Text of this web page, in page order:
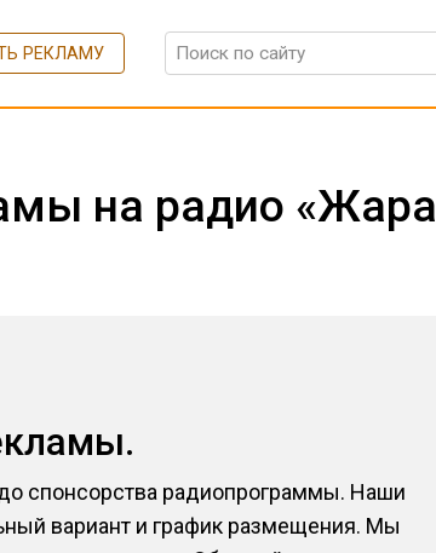
РЕКЛАМУ
на радио «Жара
спонсорства радиопрограммы. Наши
вариант и график размещения. Мы